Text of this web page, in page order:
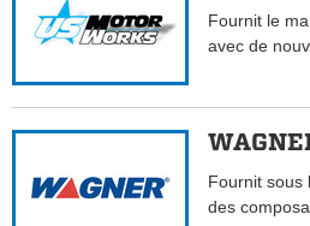
Fournit le
avec de
Fournit sous
des